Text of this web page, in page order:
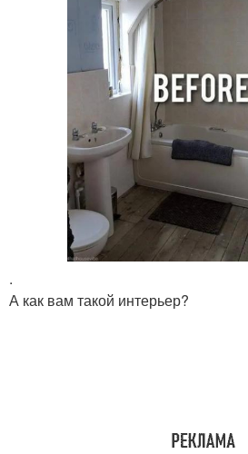
.
А как вам такой интерьер?